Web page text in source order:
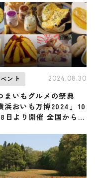
業
ント 2024.08.30
まいもグルメの祭典
浜おいも万博2024」10
日より開催 全国から